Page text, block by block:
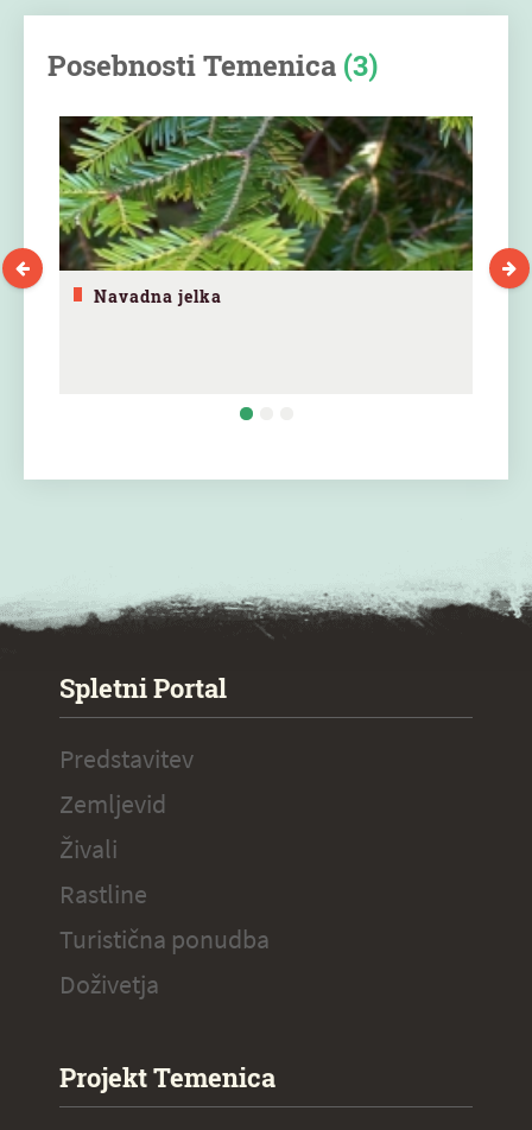
Posebnosti Temenica (3)
Navadna jelka
Spletni Portal
Predstavitev
Zemljevid
Živali
Rastline
Turistična ponudba
Doživetja
Projekt Temenica